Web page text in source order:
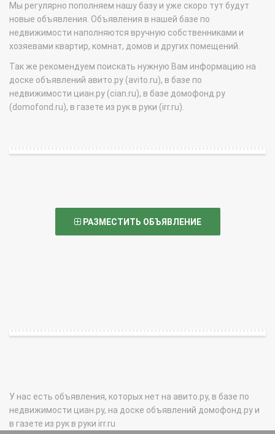
Мы регулярно пополняем нашу базу и уже скоро тут будут
новые объявления. Объявления в нашей базе по
недвижимости наполняются вручную собственниками и
хозяевами квартир, комнат, домов и других помещений.
Так же рекомендуем поискать нужную Вам информацию на
доске объявлений авито.ру (avito.ru), в базе по
недвижимости циан.ру (cian.ru), в базе домофонд.ру
(domofond.ru), в газете из рук в руки (irr.ru).
РАЗМЕСТИТЬ ОБЪЯВЛЕНИЕ
У нас есть объявления, которых нет на авито.ру, в базе по
недвижимости циан.ру, на доске объявлений домофонд.ру и
в газете из рук в руки irr.ru